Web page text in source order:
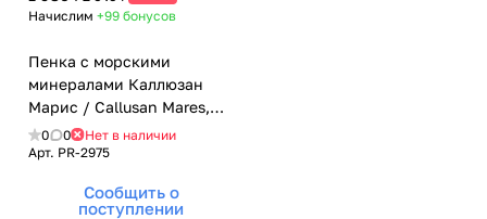
Начислим +99 бонусов
Пенка с морскими
минералами Каллюзан
Марис / Callusan Mares,
Gehwol (Геволь), 175 мл
0 0
Нет в наличии
Арт. PR-2975
Сообщить о
поступлении